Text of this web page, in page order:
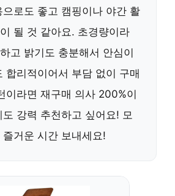
로도 좋고 캠핑이나 야간 활
될 것 같아요. 초경량이라
고 밝기도 충분해서 안심이
합리적이어서 부담 없이 구매
이라면 재구매 의사 200%이
강력 추천하고 싶어요! 모
거운 시간 보내세요!